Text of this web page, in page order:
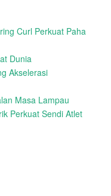
Curl Perkuat Paha
Dunia
Akselerasi
Masa Lampau
Perkuat Sendi Atlet